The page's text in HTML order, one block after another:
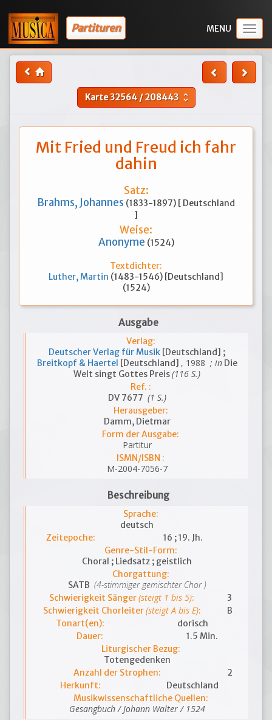
Partituren
Karte32564/208443 unfold_more
Mit Fried und Freud ich fahr
dahin
Satz:
Brahms, Johannes (1833-1897) [ Deutschland
]
Weise:
Anonyme (1524)
Textdichter:
Luther, Martin (1483-1546) [Deutschland]
(1524)
Ausgabe
Verlag:
Deutscher Verlag für Musik [Deutschland] ;
Breitkopf & Haertel [Deutschland] , 1988 ; inDie
Welt singt Gottes Preis(116 S.)
Ref. :
DV 7677 (1 S.)
Herausgeber:
Damm, Dietmar
Form der Ausgabe:
Partitur
ISMN/ISBN :
M-2004-7056-7
Beschreibung
Sprache:
deutsch
Zeitepoche:
16 ; 19. Jh.
Genre-Stil-Form:
Choral ; Liedsatz ; geistlich
Chorgattung:
SATB (4-stimmiger gemischter Chor )
Schwierigkeit Sänger(steigt 1 bis 5):
3
Schwierigkeit Chorleiter(steigt A bis E):
B
Tonart(en):
dorisch
Dauer:
1.5 Min.
Liturgischer Bezug:
Totengedenken
Anzahl der Strophen:
2
Herkunft:
Deutschland
Musikwissenschaftliche Quellen:
Gesangbuch / Johann Walter / 1524